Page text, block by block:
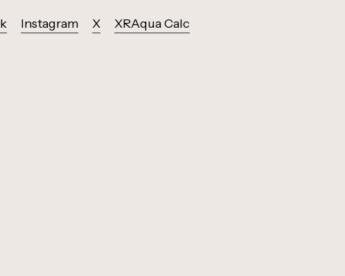
Instagram X XRAqua Calc